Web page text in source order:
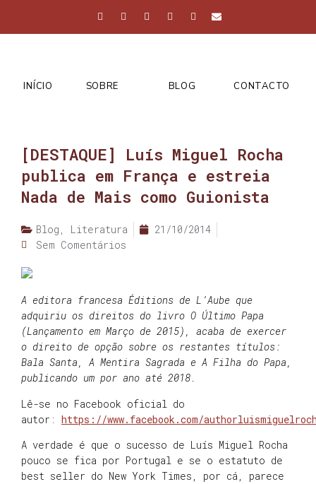
INÍCIO SOBRE BLOG CONTACTO
[DESTAQUE] Luís Miguel Rocha
publica em França e estreia
Nada de Mais como Guionista
Blog , Literatura
21/10/2014
Sem Comentários
A editora francesa Éditions de L’Aube que
adquiriu os direitos do livro O Último Papa
(Lançamento em Março de 2015), acaba de exercer
o direito de opção sobre os restantes títulos:
Bala Santa, A Mentira Sagrada e A Filha do Papa,
publicando um por ano até 2018.
Lê-se no Facebook oficial do
autor: https://www.facebook.com/
A verdade é que o sucesso de Luís Miguel Rocha
pouco se fica por Portugal e se o estatuto de
best seller do New York Times, por cá, parece